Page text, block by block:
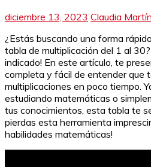
diciembre 13, 2023 Claudia
¿Estás buscando una forma
tabla de multiplicación del 1 al
indicado! En este artículo, te
completa y fácil de entender que
multiplicaciones en poco tiempo.
estudiando matemáticas o
tus conocimientos, esta tabla te
pierdas esta herramienta
habilidades matemáticas!